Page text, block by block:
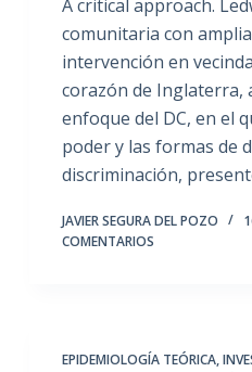
A critical approach.
comunitaria con
intervención en
corazón de Inglaterra,
enfoque del DC, en el
poder y las formas de
discriminación,
JAVIER SEGURA DEL POZO
COMENTARIOS
EPIDEMIOLOGÍA TEÓRICA,